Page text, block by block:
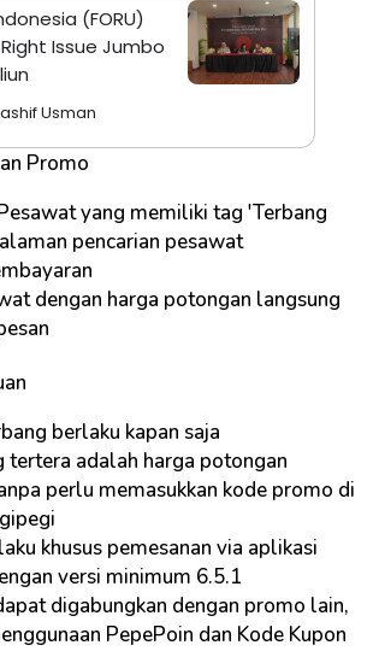
(FORU)
Issue Jumbo
Usman
Promo
yang memiliki tag 'Terbang
pencarian pesawat
dengan harga potongan langsung
berlaku kapan saja
tertera adalah harga potongan
perlu memasukkan kode promo di
khusus pemesanan via aplikasi
versi minimum 6.5.1
digabungkan dengan promo lain,
PepePoin dan Kode Kupon